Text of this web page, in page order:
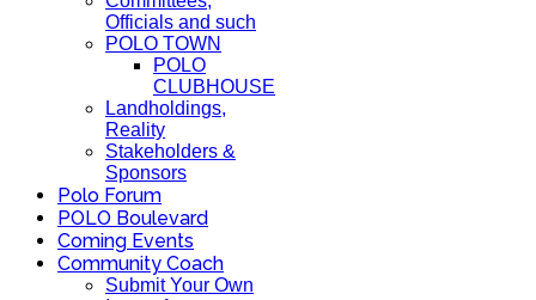
Officials and such
POLO TOWN
POLO
CLUBHOUSE
Landholdings,
Reality
Stakeholders &
Sponsors
Polo Forum
POLO Boulevard
Coming Events
Community Coach
Submit Your Own